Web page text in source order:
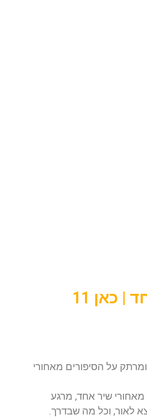
| כאן 11
ומרתק על הסיפורים מאחורי
שיר אחד, מרגע
לאור, וכל מה שבדרך.